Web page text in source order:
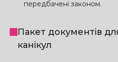
передбачені законом.
Пакет документів
канікул